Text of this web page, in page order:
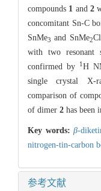
compounds 1 and 2
concomitant Sn-C
SnMe3 and SnMe2
with two resonant
confirmed by
1 H
single crystal X-
comparison of
of dimer 2 has been
Key words:β-
nitrogen-tin-carbon
参考文献